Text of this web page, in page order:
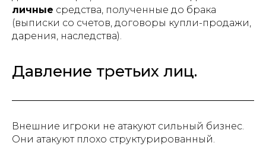
личные средства, полученные до брака
(выписки со счетов, договоры купли-продажи,
дарения, наследства).
Давление третьих лиц.
Внешние игроки не атакуют сильный бизнес.
Они атакуют плохо структурированный.